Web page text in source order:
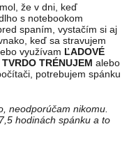
že v dni, keď
s notebookom
spaním, vystačím si aj
keď sa stravujem
využívam ĽADOVÉ
TVRDO TRÉNUJEM alebo
potrebujem spánku
neodporúčam nikomu.
hodinách spánku a to